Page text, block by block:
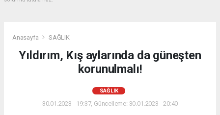
Anasayfa SAĞLIK
Yıldırım, Kış aylarında da güneşten
korunulmalı!
SAĞLIK
30.01.2023 - 19:37, Güncelleme: 30.01.2023 - 20:40